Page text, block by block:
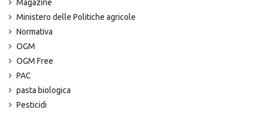
Magazine
Ministero delle Politiche agricole
Normativa
OGM
OGM Free
PAC
pasta biologica
Pesticidi